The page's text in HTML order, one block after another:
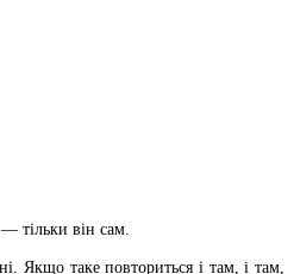
тільки він сам.
Якщо таке повториться і там, і там,